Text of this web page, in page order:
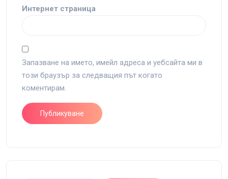
Интернет страница
Запазване на името, имейл адреса и уебсайта ми в
този браузър за следващия път когато
коментирам.